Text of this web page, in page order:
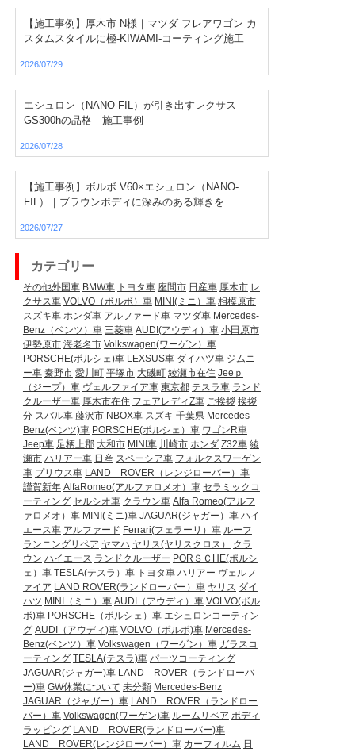
【施工事例】厚木市 N様｜マツダ フレアワゴン カ
スタムスタイルに極-KIWAMI-コーティング施工
2026/07/29
エシュロン（NANO-FIL）が引き出すレクサス
GS300hの品格｜施工事例
2026/07/28
【施工事例】ボルボ V60×エシュロン（NANO-
FIL）｜ブラウンボディに深みのある輝きを
2026/07/27
カテゴリー
その他外国車 BMW車 トヨタ車 座間市 日産車 厚木市 レ
クサス車 VOLVO（ボルボ）車 MINI(ミニ）車 相模原市
スズキ車 ホンダ車 アルファード車 マツダ車 Mercedes-
Benz（ベンツ）車 三菱車 AUDI(アウディ）車 小田原市
伊勢原市 海老名市 Volkswagen(ワーゲン）車
PORSCHE(ポルシェ)車 LEXSUS車 ダイハツ車 ジムニ
ー車 秦野市 愛川町 平塚市 大磯町 綾瀬市在住 Jeeｐ
（ジープ）車 ヴェルファイア車 東京都 テスラ車 ランド
クルーザー車 厚木市在住 フェアレディZ車 ご挨拶 挨拶
分 スバル車 藤沢市 NBOX車 スズキ 千葉県 Mercedes-
Benz(ベンツ)車 PORSCHE(ポルシェ）車 ワゴンR車
Jeep車 足柄上郡 大和市 MINI車 川崎市 ホンダ Z32車 綾
瀬市 ハリアー車 日産 スペーシア車 フォルクスワーゲン
車 プリウス車 LAND ROVER（レンジローバー）車
謹賀新年 AlfaRomeo(アルファロメオ）車 セラミックコ
ーティング セルシオ車 クラウン車 Alfa Romeo(アルフ
ァロメオ）車 MINI(ミニ)車 JAGUAR(ジャガー）車 ハイ
エース車 アルファード Ferrari(フェラーリ）車 ルーフ
ランニングリペア ヤマハ ヤリス(ヤリスクロス）
クラ
ウン ハイエース ランドクルーザー PORＳＣHE(ポルシ
ェ）車 TESLA(テスラ）車 トヨタ車 ハリアー ヴェルフ
ァイア LAND ROVER(ランドローバー）車 ヤリス ダイ
ハツ MINI（ミニ）車 AUDI（アウディ）車 VOLVO(ボル
ボ)車 PORSCHE（ポルシェ）車 エシュロンコーティン
グ AUDI（アウディ)車 VOLVO（ボルボ)車 Mercedes-
Benz(ベンツ）車 Volkswagen（ワーゲン）車 ガラスコ
ーティング TESLA(テスラ)車 パーツコーティング
JAGUAR(ジャガー)車 LAND ROVER（ランドローバ
ー)車 GW休業について 未分類 Mercedes-Benz
JAGUAR（ジャガー）車 LAND ROVER（ランドロー
バー）車 Volkswagen(ワーゲン)車 ルームリペア ボディ
ラッピング LAND ROVER(ランドローバー)車
LAND ROVER(レンジローバー）車 カーフィルム 日